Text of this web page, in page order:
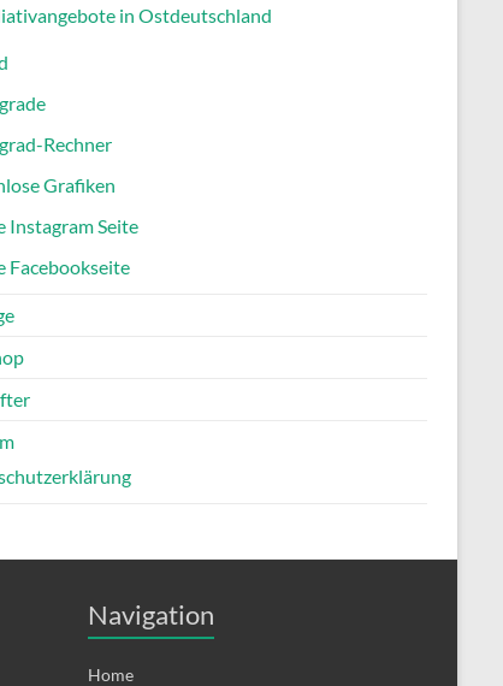
in Ostdeutschland
Rechner
Grafiken
Instagram Seite
Facebookseite
Navigation
Home